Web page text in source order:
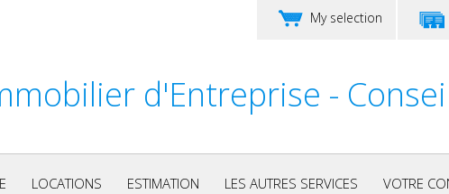
d'Entreprise -
My selection
LOCATIONS ESTIMATION LES AUTRES SERVICES VOTRE